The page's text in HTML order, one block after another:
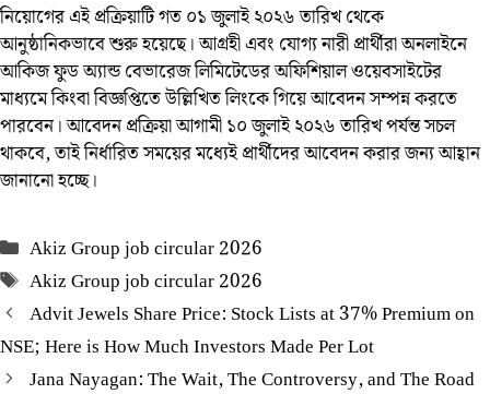
নিয়োগের এই প্রক্রিয়াটি গত ০১ জুলাই ২০২৬ তারিখ থেকে
আনুষ্ঠানিকভাবে শুরু হয়েছে। আগ্রহী এবং যোগ্য নারী প্রার্থীরা অনলাইনে
আকিজ ফুড অ্যান্ড বেভারেজ লিমিটেডের অফিশিয়াল ওয়েবসাইটের
মাধ্যমে কিংবা বিজ্ঞপ্তিতে উল্লিখিত লিংকে গিয়ে আবেদন সম্পন্ন করতে
পারবেন। আবেদন প্রক্রিয়া আগামী ১০ জুলাই ২০২৬ তারিখ পর্যন্ত সচল
থাকবে, তাই নির্ধারিত সময়ের মধ্যেই প্রার্থীদের আবেদন করার জন্য আহ্বান
জানানো হচ্ছে।
Categories
Akiz Group job circular 2026
Tags
Akiz Group job circular 2026
Advit Jewels Share Price: Stock Lists at 37% Premium on
NSE; Here is How Much Investors Made Per Lot
Jana Nayagan: The Wait, The Controversy, and The Road